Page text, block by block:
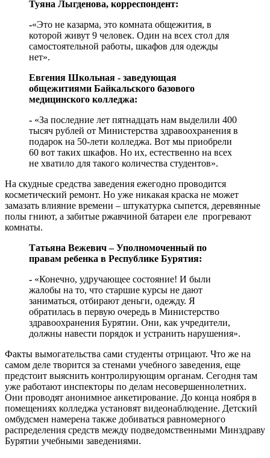
Туяна Лыгденова, корреспондент:
-«Это не казарма, это комната общежития, в
которой живут 9 человек. Один на всех стол для
самостоятельной работы, шкафов для одежды
нет».
Евгения Школьная - заведующая
общежитиями Байкальского базового
медицинского колледжа:
- «За последние лет пятнадцать нам выделили 400
тысяч рублей от Министерства здравоохранения в
подарок на 50-лети колледжа. Вот мы приобрели
60 вот таких шкафов. Но их, естественно на всех
не хватило для такого количества студентов».
На скудные средства заведения ежегодно проводится
косметический ремонт. Но уже никакая краска не может
замазать влияние времени – штукатурка сыпется, деревянные
полы гниют, а забитые ржавчиной батареи еле прогревают
комнаты.
Татьяна Вежевич – Уполномоченный по
правам ребенка в Республике Бурятия:
- «Конечно, удручающее состояние! И были
жалобы на то, что старшие курсы не дают
заниматься, отбирают деньги, одежду. Я
обратилась в первую очередь в Министерство
здравоохранения Бурятии. Они, как учредители,
должны навести порядок и устранить нарушения».
Факты вымогательства сами студенты отрицают. Что же на
самом деле творится за стенами учебного заведения, еще
предстоит выяснить контролирующим органам. Сегодня там
уже работают инспекторы по делам несовершеннолетних.
Они проводят анонимное анкетирование. До конца ноября в
помещениях колледжа установят видеонаблюдение. Детский
омбудсмен намерена также добиваться равномерного
распределения средств между подведомственными Минздраву
Бурятии учебными заведениями.